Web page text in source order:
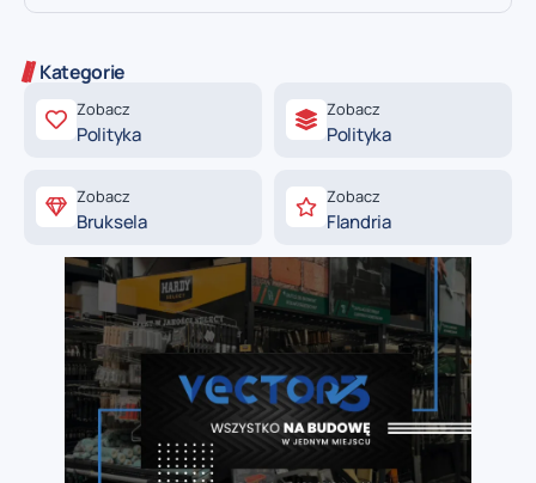
Kategorie
Zobacz
Polityka
Zobacz
Polityka
Zobacz
Bruksela
Zobacz
Flandria